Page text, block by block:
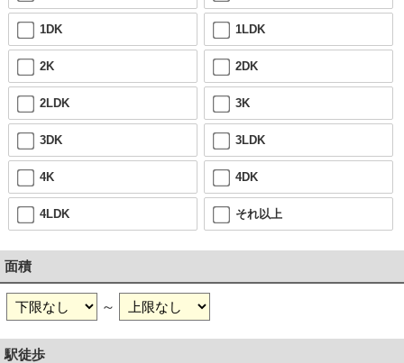
1DK 1LDK
2K 2DK
2LDK 3K
3DK 3LDK
4K 4DK
4LDK それ以上
面積
～
駅徒歩